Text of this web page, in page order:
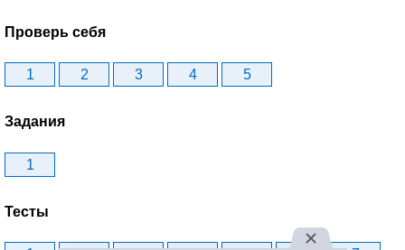
Проверь себя
1 2 3 4 5
Задания
1
Тесты